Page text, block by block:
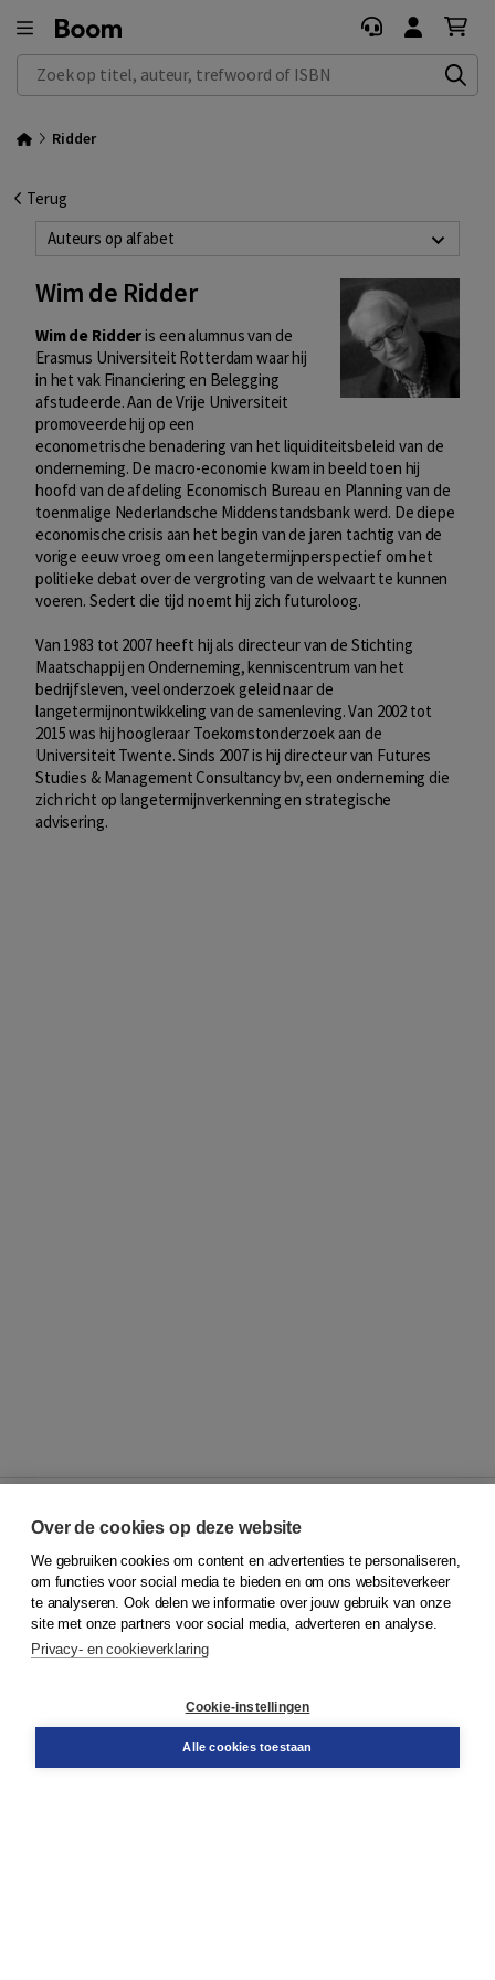
Zoek op titel, auteur, trefwoord of ISBN
Ridder
Terug
Auteurs op alfabet
Wim de Ridder
Wim de Ridderis een alumnus van de
Erasmus Universiteit Rotterdam waar hij
in het vak Financiering en Belegging
afstudeerde. Aan de Vrije Universiteit
promoveerde hij op een
econometrische benadering van het liquiditeitsbeleid van de
onderneming. De macro-economie kwam in beeld toen hij
hoofd van de afdeling Economisch Bureau en Planning van de
toenmalige Nederlandsche Middenstandsbank werd. De diepe
economische crisis aan het begin van de jaren tachtig van de
vorige eeuw vroeg om een langetermijnperspectief om het
politieke debat over de vergroting van de welvaart te kunnen
voeren. Sedert die tijd noemt hij zich futuroloog.
Van 1983 tot 2007 heeft hij als directeur van de Stichting
Maatschappij en Onderneming, kenniscentrum van het
bedrijfsleven, veel onderzoek geleid naar de
langetermijnontwikkeling van de samenleving. Van 2002 tot
2015 was hij hoogleraar Toekomstonderzoek aan de
Universiteit Twente. Sinds 2007 is hij directeur van Futures
Studies & Management Consultancy bv, een onderneming die
zich richt op langetermijnverkenning en strategische
advisering.
© 2026Koninklijke Boom uitgevers
Klantenservice
Service & informatie
Contact
Over de cookies op deze website
We gebruiken cookies om content en advertenties te personaliseren,
om functies voor social media te bieden en om ons websiteverkeer
te analyseren. Ook delen we informatie over jouw gebruik van onze
site met onze partners voor social media, adverteren en analyse.
Privacy- en cookieverklaring
Cookie-instellingen
Alle cookies toestaan